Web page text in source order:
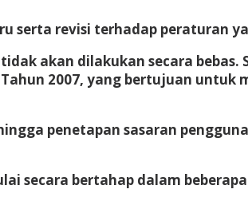
serta revisi terhadap peraturan
akan dilakukan secara
2007, yang bertujuan
penetapan sasaran
secara bertahap dalam